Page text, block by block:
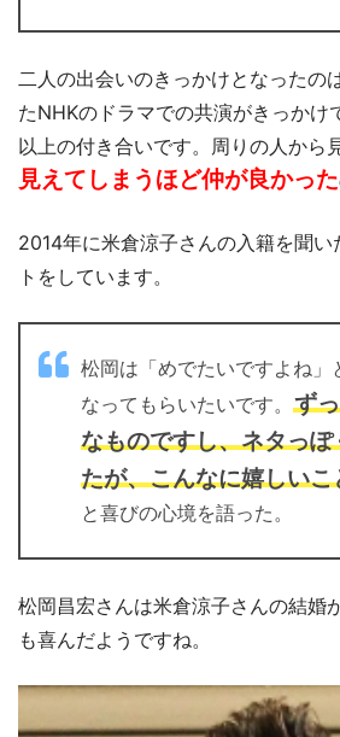
二人の出会いのきっかけとなったの
たNHKのドラマでの共演がきっかけ
以上の付き合いです。周りの人から
見えてしまうほど仲が良かった
2014年に米倉涼子さんの入籍を聞い
トをしています。
松岡は「めでたいですよね」
なってもらいたいです。 ず
なものですし、ネタっ
たが、こんなに嬉しい
と喜びの心境を語った。
松岡昌宏さんは米倉涼子さんの結婚
も喜んだようですね。